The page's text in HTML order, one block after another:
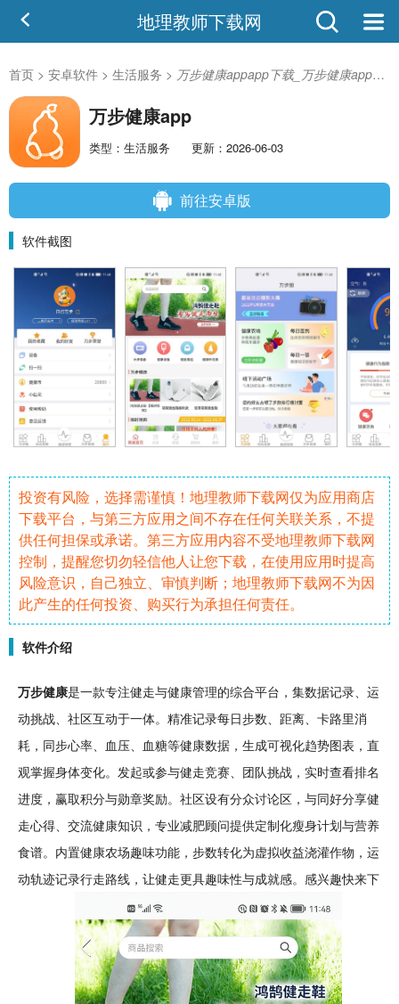
地理教师下载网
首页 > 安卓软件 > 生活服务 > 万步健康appapp下载_万步健康app安卓版
万步健康app
类型：生活服务 更新：2026-06-03
前往安卓版
软件截图
投资有风险，选择需谨慎！地理教师下载网仅为应用商店
下载平台，与第三方应用之间不存在任何关联关系，不提
供任何担保或承诺。第三方应用内容不受地理教师下载网
控制，提醒您切勿轻信他人让您下载，在使用应用时提高
风险意识，自己独立、审慎判断；地理教师下载网不为因
此产生的任何投资、购买行为承担任何责任。
软件介绍
万步健康是一款专注健走与健康管理的综合平台，集数据记录、 运
动挑战、 社区互动于一体。精准记录每日步数、距离、卡路里消
耗， 同步心率、血压、血糖等健康数据，生成可视化趋势图表，直
观掌握身体变化。发起或参与健走竞赛、 团队挑战，实时查看排名
进度，赢取积分与勋章奖励。社区设有分众讨论区，与同好分享健
走心得、交流健康知识，专业减肥顾问提供定制化瘦身计划与营养
食谱。内置健康农场趣味功能，步数转化为虚拟收益浇灌作物，运
动轨迹记录行走路线，让健走更具趣味性与成就感。感兴趣快来下